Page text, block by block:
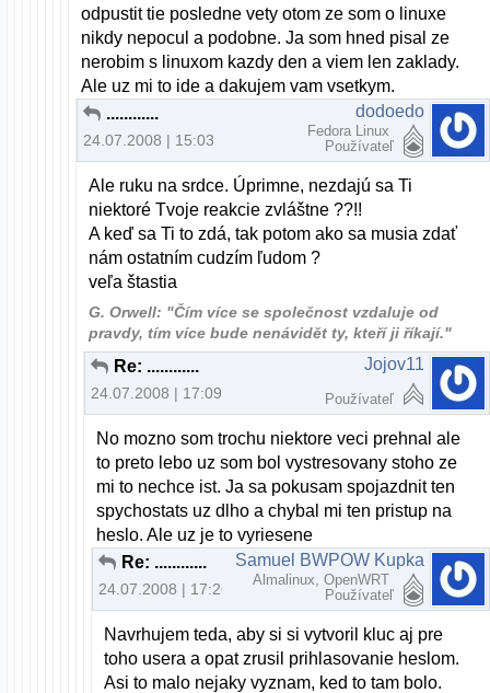
odpustit tie posledne vety otom ze som o linuxe
nikdy nepocul a podobne. Ja som hned pisal ze
nerobim s linuxom kazdy den a viem len zaklady.
Ale uz mi to ide a dakujem vam vsetkym.
............
24.07.2008 | 15:03
dodoedo
Fedora Linux
Používateľ
Ale ruku na srdce. Úprimne, nezdajú sa Ti
niektoré Tvoje reakcie zvláštne ??!!
A keď sa Ti to zdá, tak potom ako sa musia zdať
nám ostatním cudzím ľudom ?
veľa štastia
G. Orwell: "Čím více se společnost vzdaluje od
pravdy, tím více bude nenávidět ty, kteří ji říkají."
Re: ............
24.07.2008 | 17:09
Jojov11
Používateľ
No mozno som trochu niektore veci prehnal ale
to preto lebo uz som bol vystresovany stoho ze
mi to nechce ist. Ja sa pokusam spojazdnit ten
spychostats uz dlho a chybal mi ten pristup na
heslo. Ale uz je to vyriesene
Re: ............
24.07.2008 | 17:26
Samuel BWPOW Kupka
Almalinux, OpenWRT
Používateľ
Navrhujem teda, aby si si vytvoril kluc aj pre
toho usera a opat zrusil prihlasovanie heslom.
Asi to malo nejaky vyznam, ked to tam bolo.